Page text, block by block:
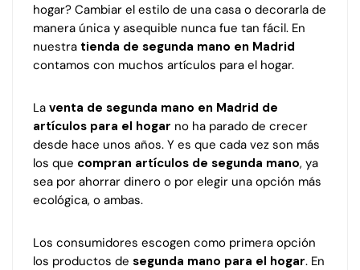
hogar? Cambiar el estilo de una casa o decorarla de
manera única y asequible nunca fue tan fácil. En
nuestra tienda de segunda mano en Madrid
contamos con muchos artículos para el hogar.
La venta de segunda mano en Madrid de
artículos para el hogar no ha parado de crecer
desde hace unos años. Y es que cada vez son más
los que compran artículos de segunda mano, ya
sea por ahorrar dinero o por elegir una opción más
ecológica, o ambas.
Los consumidores escogen como primera opción
los productos de segunda mano para el hogar. En